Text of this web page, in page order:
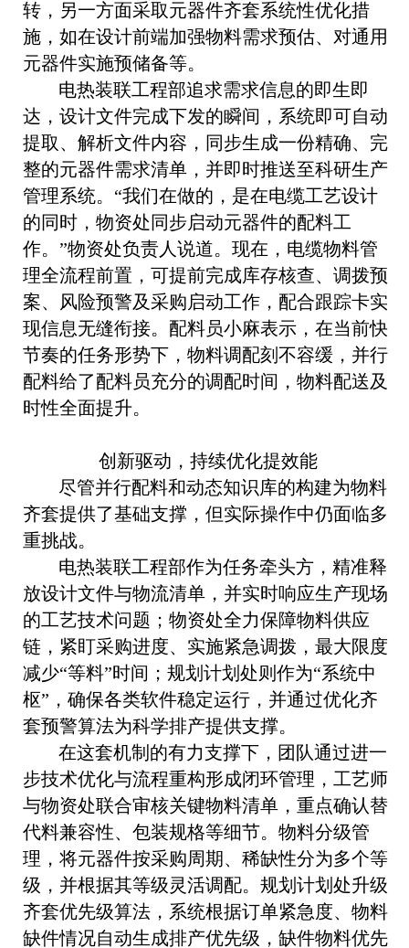
转，另一方面采取元器件齐套系统性优化措
施，如在设计前端加强物料需求预估、对通用
元器件实施预储备等。
电热装联工程部追求需求信息的即生即
达，设计文件完成下发的瞬间，系统即可自动
提取、解析文件内容，同步生成一份精确、完
整的元器件需求清单，并即时推送至科研生产
管理系统。“我们在做的，是在电缆工艺设计
的同时，物资处同步启动元器件的配料工
作。”物资处负责人说道。现在，电缆物料管
理全流程前置，可提前完成库存核查、调拨预
案、风险预警及采购启动工作，配合跟踪卡实
现信息无缝衔接。配料员小麻表示，在当前快
节奏的任务形势下，物料调配刻不容缓，并行
配料给了配料员充分的调配时间，物料配送及
时性全面提升。
创新驱动，持续优化提效能
尽管并行配料和动态知识库的构建为物料
齐套提供了基础支撑，但实际操作中仍面临多
重挑战。
电热装联工程部作为任务牵头方，精准释
放设计文件与物流清单，并实时响应生产现场
的工艺技术问题；物资处全力保障物料供应
链，紧盯采购进度、实施紧急调拨，最大限度
减少“等料”时间；规划计划处则作为“系统中
枢”，确保各类软件稳定运行，并通过优化齐
套预警算法为科学排产提供支撑。
在这套机制的有力支撑下，团队通过进一
步技术优化与流程重构形成闭环管理，工艺师
与物资处联合审核关键物料清单，重点确认替
代料兼容性、包装规格等细节。物料分级管
理，将元器件按采购周期、稀缺性分为多个等
级，并根据其等级灵活调配。规划计划处升级
齐套优先级算法，系统根据订单紧急度、物料
缺件情况自动生成排产优先级，缺件物料优先